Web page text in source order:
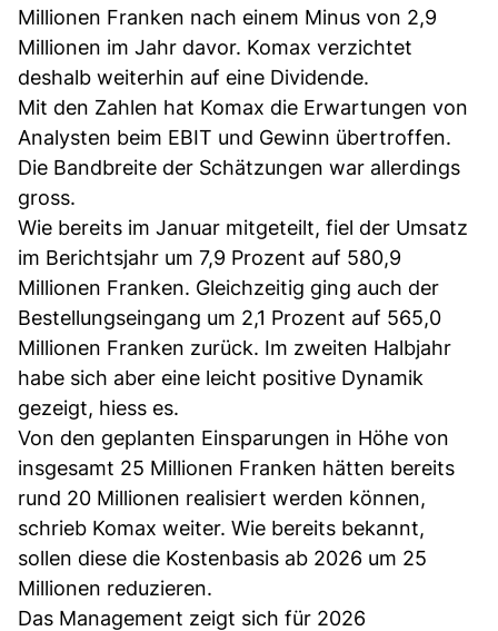
Millionen Franken nach einem Minus von 2,9
Millionen im Jahr davor. Komax verzichtet
deshalb weiterhin auf eine Dividende.
Mit den Zahlen hat Komax die Erwartungen von
Analysten beim EBIT und Gewinn übertroffen.
Die Bandbreite der Schätzungen war allerdings
gross.
Wie bereits im Januar mitgeteilt, fiel der Umsatz
im Berichtsjahr um 7,9 Prozent auf 580,9
Millionen Franken. Gleichzeitig ging auch der
Bestellungseingang um 2,1 Prozent auf 565,0
Millionen Franken zurück. Im zweiten Halbjahr
habe sich aber eine leicht positive Dynamik
gezeigt, hiess es.
Von den geplanten Einsparungen in Höhe von
insgesamt 25 Millionen Franken hätten bereits
rund 20 Millionen realisiert werden können,
schrieb Komax weiter. Wie bereits bekannt,
sollen diese die Kostenbasis ab 2026 um 25
Millionen reduzieren.
Das Management zeigt sich für 2026